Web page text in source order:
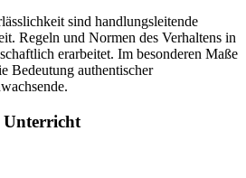
sind handlungsleitende
Regeln und Normen des Verhaltens in
erarbeitet. Im besonderen Maße
Bedeutung authentischer
Unterricht